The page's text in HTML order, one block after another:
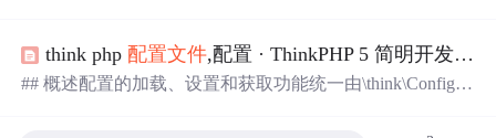
析；think php 配置文件,配置 · ThinkPHP 5 简明开发手册 · 看云
## 概述配置的加载、设置和获取功能统一由\think\Config类